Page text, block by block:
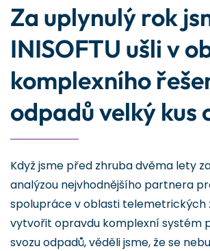
Za uplynulý rok
INISOFTU ušli v
komplexního
odpadů velký kus
Když jsme před zhruba dvěma lety
analýzou nejvhodnějšího partnera
spolupráce v oblasti telemetrických
vytvořit opravdu komplexní systém
svozu odpadů, věděli jsme, že se